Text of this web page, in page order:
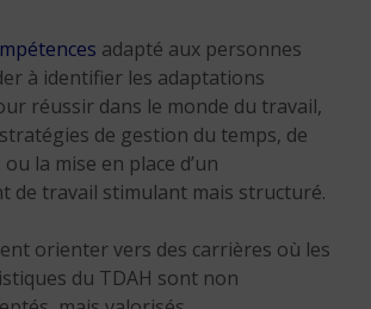
adapté aux personnes
à identifier les adaptations
réussir dans le monde du travail,
de gestion du temps, de
la mise en place d’un
de travail stimulant mais structuré.
orienter vers des carrières où les
du TDAH sont non